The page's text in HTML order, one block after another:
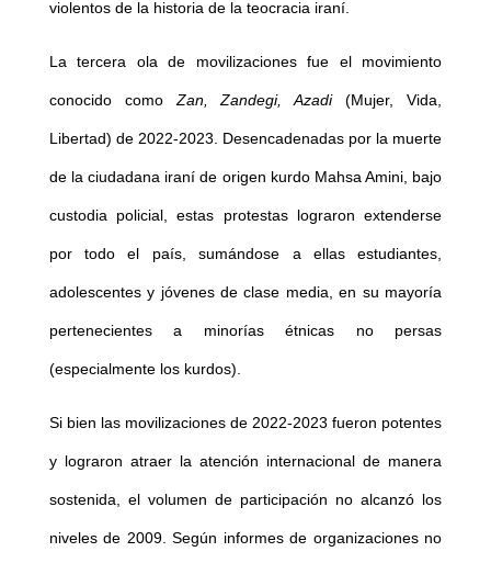
violentos de la historia de la teocracia iraní.
La tercera ola de movilizaciones fue el movimiento
conocido comoZan, Zandegi, Azadi(Mujer, Vida,
Libertad) de 2022-2023. Desencadenadas por la muerte
de la ciudadana iraní de origen kurdo Mahsa Amini, bajo
custodia policial, estas protestas lograron extenderse
por todo el país, sumándose a ellas estudiantes,
adolescentes y jóvenes de clase media, en su mayoría
pertenecientes a minorías étnicas no persas
(especialmente los kurdos).
Si bien las movilizaciones de 2022-2023 fueron potentes
y lograron atraer la atención internacional de manera
sostenida, el volumen de participación no alcanzó los
niveles de 2009. Según informes de organizaciones no